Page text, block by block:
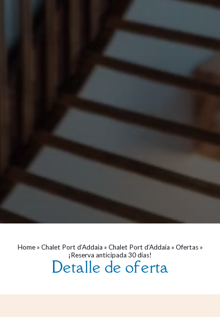
Home» Chalet Port d’Addaia » Chalet Port d’Addaia » Ofertas»
¡Reserva anticipada 30 días!
Detalle de oferta